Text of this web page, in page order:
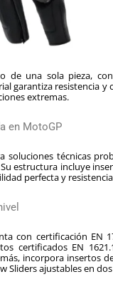
de una sola pieza,
garantiza resistencia
extremas.
en MotoGP
soluciones técnicas
estructura incluye
perfecta y
con certificación EN
certificados EN
incorpora insertos
Sliders ajustables en